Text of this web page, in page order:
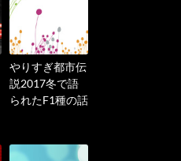
やりすぎ都市伝
説2017冬で語
られたF1種の話